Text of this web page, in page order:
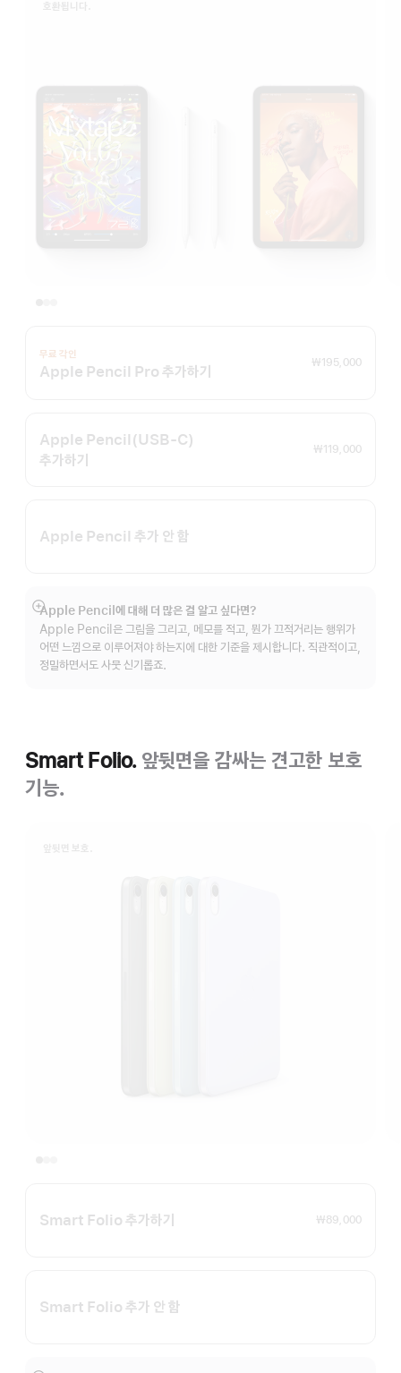
무료 각인
Apple Pencil Pro 추가하기 ₩195,000
Apple Pencil(USB-C)
추가하기
₩119,000
Apple Pencil 추가 안 함
Apple Pencil에 대해 더 많은 걸 알고 싶다면?
Apple Pencil은 그림을 그리고, 메모를 적고, 뭔가 끄적거리는 행위가
어떤 느낌으로 이루어져야 하는지에 대한 기준을 제시합니다. 직관적이고,
정밀하면서도 사뭇 신기롭죠.
자세히
보기
Smart Folio. 앞뒷면을 감싸는 견고한 보호
기능.
Smart Folio 추가하기 ₩89,000
Smart Folio 추가 안 함